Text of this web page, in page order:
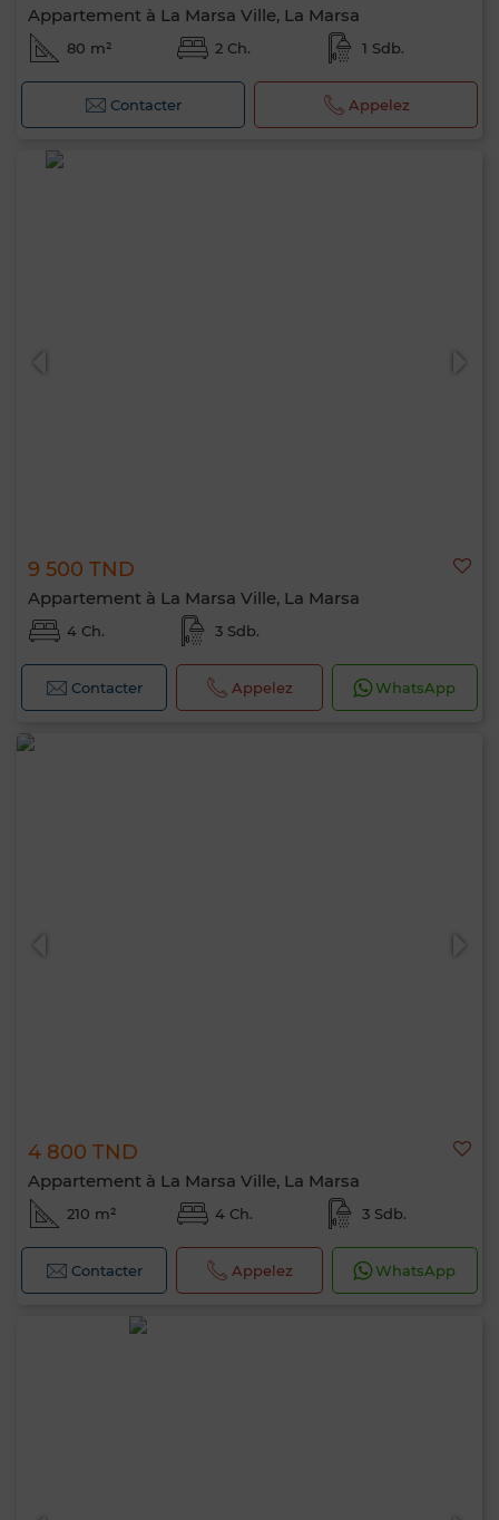
Appartement à La Marsa Ville, La Marsa
80 m² 2 Ch. 1 Sdb.
Contacter Appelez
9 500 TND
Appartement à La Marsa Ville, La Marsa
4 Ch. 3 Sdb.
Contacter Appelez WhatsApp
4 800 TND
Appartement à La Marsa Ville, La Marsa
210 m² 4 Ch. 3 Sdb.
Contacter Appelez WhatsApp